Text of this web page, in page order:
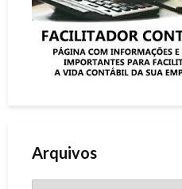
Arquivos